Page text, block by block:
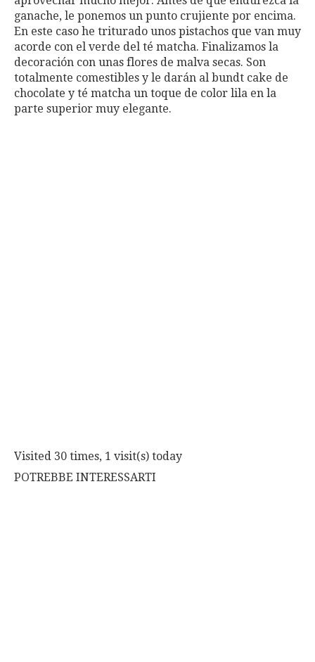
ganache, le ponemos un punto crujiente por encima.
En este caso he triturado unos pistachos que van muy
acorde con el verde del té matcha. Finalizamos la
decoración con unas flores de malva secas. Son
totalmente comestibles y le darán al bundt cake de
chocolate y té matcha un toque de color lila en la
parte superior muy elegante.
Visited 30 times, 1 visit(s) today
POTREBBE INTERESSARTI